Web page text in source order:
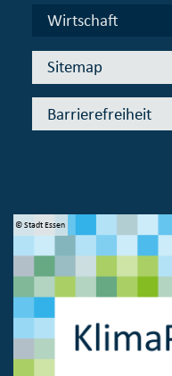
Wirtschaft
Sitemap
Barrierefreiheit
© Stadt Essen